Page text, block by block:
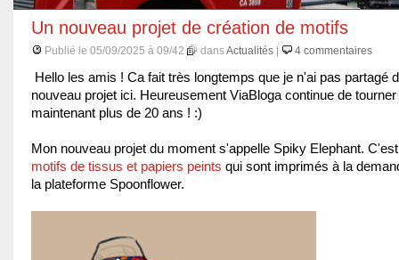
Un nouveau projet de création de motifs
Publié le 05/09/2025 à 09/42 dansActualités 4 commentaires
Hello les amis ! Ca fait très longtemps que je n'ai pas partagé
nouveau projet ici. Heureusement ViaBloga continue de
maintenant plus de 20 ans ! :)
Mon nouveau projet du moment s'appelle Spiky Elephant.
motifs de tissus et papiers peints qui sont imprimés à la
la plateforme Spoonflower.